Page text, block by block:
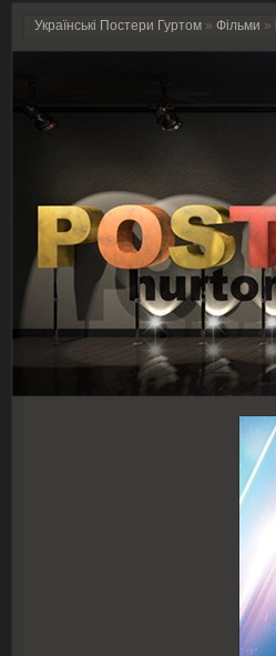
Українські Постери Гуртом » Фільми »